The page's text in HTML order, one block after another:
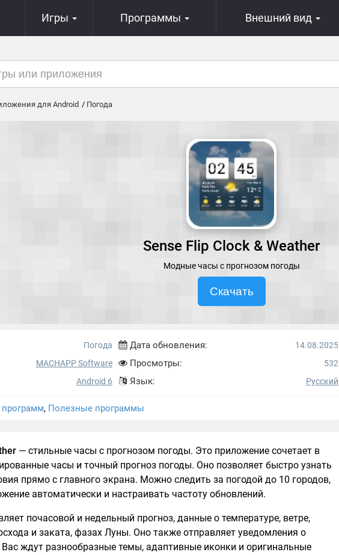
Игры Программы Внешний вид
для Android Погода
Sense Flip Clock & Weather
Модные часы с прогнозом погоды
Скачать
Погода
MACHAPP Software
Android 6
Дата обновления: 14.08.2025
Просмотры: 532
Язык: Русский
программ, Полезные программы
— стильные часы с прогнозом погоды. Это приложение сочетает в
часы и точный прогноз погоды. Оно позволяет быстро узнать
прямо с главного экрана. Можно следить за погодой до 10 городов,
автоматически и настраивать частоту обновлений.
почасовой и недельный прогноз, данные о температуре, ветре,
и заката, фазах Луны. Оно также отправляет уведомления о
ждут разнообразные темы, адаптивные иконки и оригинальные